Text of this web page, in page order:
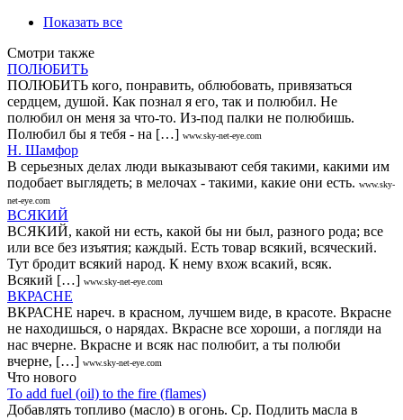
Показать все
Смотри также
ПОЛЮБИТЬ
ПОЛЮБИТЬ кого, понравить, облюбовать, привязаться
сердцем, душой. Как познал я его, так и полюбил. Не
полюбил он меня за что-то. Из-под палки не полюбишь.
Полюбил бы я тебя - на […] www.sky-net-eye.com
Н. Шамфор
В серьезных делах люди выказывают себя такими, какими им
подобает выглядеть; в мелочах - такими, какие они есть. www.sky-
net-eye.com
ВСЯКИЙ
ВСЯКИЙ, какой ни есть, какой бы ни был, разного рода; все
или все без изъятия; каждый. Есть товар всякий, всяческий.
Тут бродит всякий народ. К нему вхож всакий, всяк.
Всякий […] www.sky-net-eye.com
ВКРАСНЕ
ВКРАСНЕ нареч. в красном, лучшем виде, в красоте. Вкрасне
не находишься, о нарядах. Вкрасне все хороши, а погляди на
нас вчерне. Вкрасне и всяк нас полюбит, а ты полюби
вчерне, […] www.sky-net-eye.com
Что нового
То add fuel (oil) to the fire (flames)
Добавлять топливо (масло) в огонь. Ср. Подлить масла в